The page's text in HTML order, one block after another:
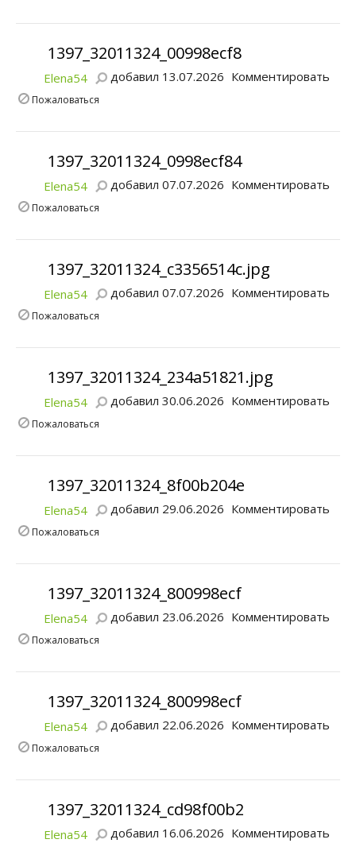
1397_32011324_00998ecf8
Elena54 добавил 13.07.2026 Комментировать
Пожаловаться
1397_32011324_0998ecf84
Elena54 добавил 07.07.2026 Комментировать
Пожаловаться
1397_32011324_c3356514c.jpg
Elena54 добавил 07.07.2026 Комментировать
Пожаловаться
1397_32011324_234a51821.jpg
Elena54 добавил 30.06.2026 Комментировать
Пожаловаться
1397_32011324_8f00b204e
Elena54 добавил 29.06.2026 Комментировать
Пожаловаться
1397_32011324_800998ecf
Elena54 добавил 23.06.2026 Комментировать
Пожаловаться
1397_32011324_800998ecf
Elena54 добавил 22.06.2026 Комментировать
Пожаловаться
1397_32011324_cd98f00b2
Elena54 добавил 16.06.2026 Комментировать